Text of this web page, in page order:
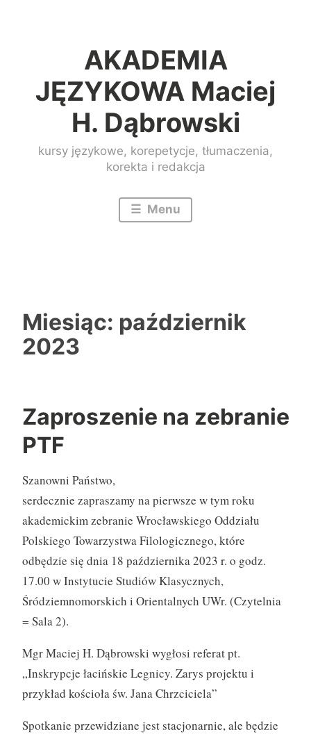
AKADEMIA
JĘZYKOWA Maciej
H. Dąbrowski
kursy językowe, korepetycje, tłumaczenia,
korekta i redakcja
Menu
Miesiąc: październik
2023
Zaproszenie na zebranie
PTF
Szanowni Państwo,
serdecznie zapraszamy na pierwsze w tym roku
akademickim zebranie Wrocławskiego Oddziału
Polskiego Towarzystwa Filologicznego, które
odbędzie się dnia 18 października 2023 r. o godz.
17.00 w Instytucie Studiów Klasycznych,
Śródziemnomorskich i Orientalnych UWr. (Czytelnia
= Sala 2).
Mgr Maciej H. Dąbrowski wygłosi referat pt.
„Inskrypcje łacińskie Legnicy. Zarys projektu i
przykład kościoła św. Jana Chrzciciela”
Spotkanie przewidziane jest stacjonarnie, ale będzie